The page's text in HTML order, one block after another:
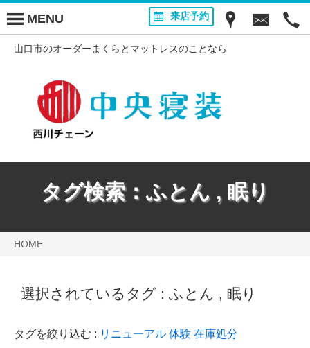
山口市のオーダーまくらとマットレスのことなら
MENU 来店予約
タグ検索： ふとん , 眠り
HOME
選択されているタグ : ふとん , 眠り
タグを絞り込む : リニューアル 体験 在庫処分